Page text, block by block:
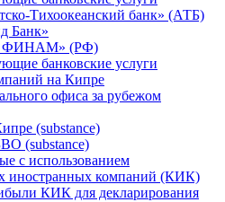
Тихоокеанский банк» (АТБ)
Банк»
ФИНАМ» (РФ)
банковские услуги
на Кипре
офиса за рубежом
(substance)
(substance)
с использованием
иностранных компаний (КИК)
КИК для декларирования